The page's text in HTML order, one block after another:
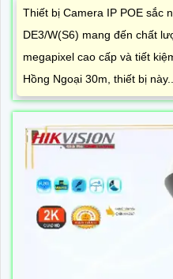
Thiết bị Camera IP POE sắc
DE3/W(S6) mang đến chất
megapixel cao cấp và tiết
Hồng Ngoại 30m, thiết bị này...